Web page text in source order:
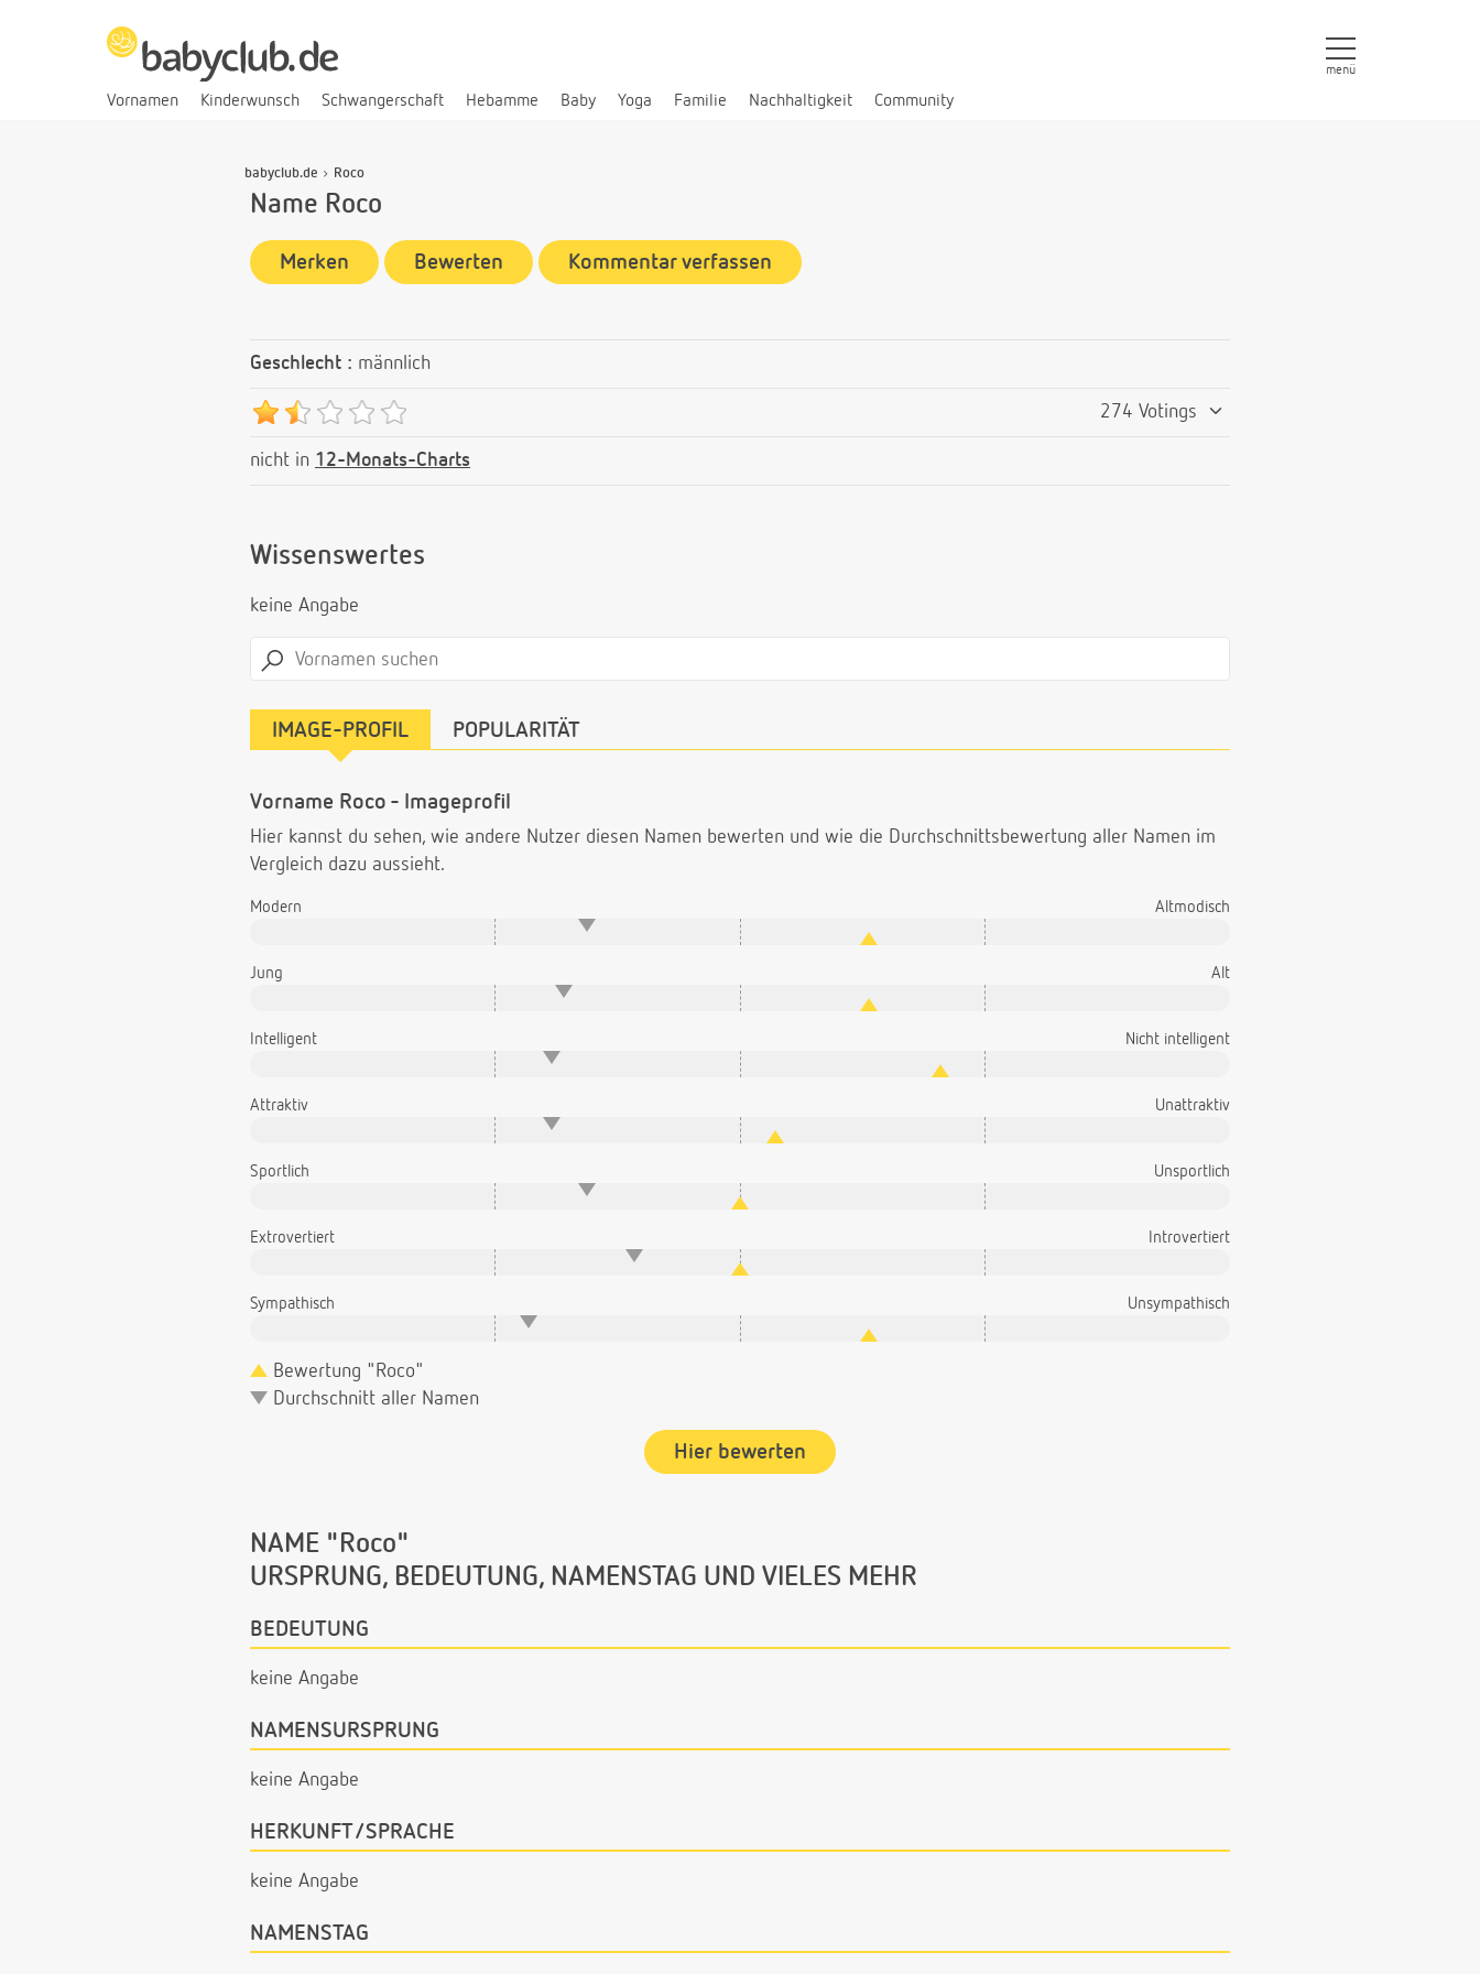
Vornamen Kinderwunsch Schwangerschaft Hebamme Baby Yoga Familie Nachhaltigkeit Community
menü
babyclub.de Roco
Name Roco
Merken Bewerten Kommentar verfassen
Geschlecht : männlich
274 Votings
nicht in 12-Monats-Charts
Wissenswertes
keine Angabe
IMAGE-PROFIL POPULARITÄT
Vorname Roco - Imageprofil
Hier kannst du sehen, wie andere Nutzer diesen Namen bewerten und wie die Durchschnittsbewertung aller Namen im
Vergleich dazu aussieht.
Modern Altmodisch
Jung Alt
Intelligent Nicht intelligent
Attraktiv Unattraktiv
Sportlich Unsportlich
Extrovertiert Introvertiert
Sympathisch Unsympathisch
Bewertung "Roco"
Durchschnitt aller Namen
Hier bewerten
NAME "Roco"
URSPRUNG, BEDEUTUNG, NAMENSTAG UND VIELES MEHR
BEDEUTUNG
keine Angabe
NAMENSURSPRUNG
keine Angabe
HERKUNFT/SPRACHE
keine Angabe
NAMENSTAG